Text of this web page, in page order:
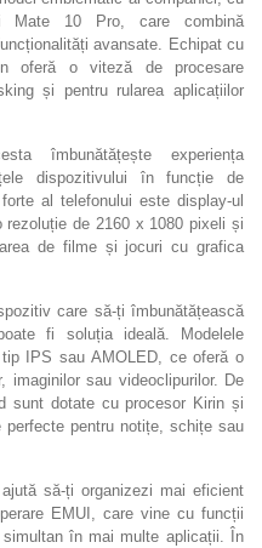
Mate 10 Pro, care combină
avansate. Echipat cu
oferă o viteză de procesare
și pentru rularea aplicațiilor
îmbunătățește experiența
dispozitivului în funcție de
al telefonului este display-ul
de 2160 x 1080 pixeli și
de filme și jocuri cu grafica
care să-ți îmbunătățească
fi soluția ideală. Modelele
IPS sau AMOLED, ce oferă o
imaginilor sau videoclipurilor. De
sunt dotate cu procesor Kirin și
pentru notițe, schițe sau
să-ți organizezi mai eficient
EMUI, care vine cu funcții
în mai multe aplicații. În